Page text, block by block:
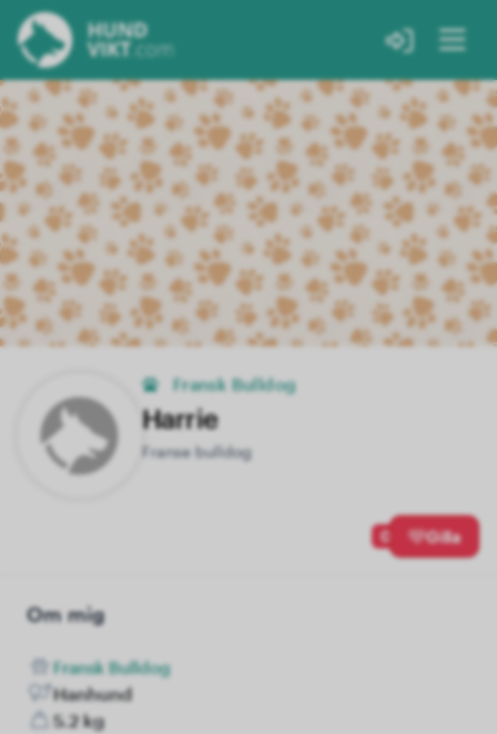
Fransk Bulldog
Harrie
Franse bulldog
0 Gilla
Om mig
Fransk Bulldog
Hanhund
5.2 kg